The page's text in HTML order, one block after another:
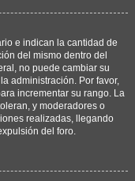
e indican la cantidad de
del mismo dentro del
no puede cambiar su
administración. Por favor,
incrementar su rango. La
y moderadores o
realizadas, llegando
del foro.